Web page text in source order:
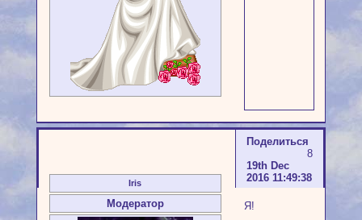
Поделиться
8
19th Dec
2016 11:49:38
Iris
Модератор
Я!